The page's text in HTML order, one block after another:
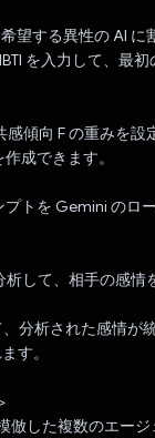
望する異性の AI
を入力して、最
感傾向 F の重みを
成できます。
トを Gemini のロ
して、相手の感情
分析された感情が
す。
倣した複数のエー